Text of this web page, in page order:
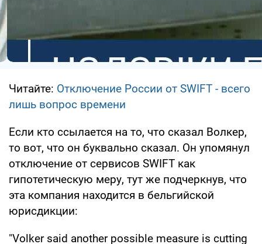
Читайте: Отключение России от SWIFT - всего
лишь вопрос времени
Если кто ссылается на то, что сказал Волкер,
то вот, что он буквально сказал. Он упомянул
отключение от сервисов SWIFT как
гипотетическую меру, тут же подчеркнув, что
эта компания находится в бельгийской
юрисдикции:
"Volker said another possible measure is cutting